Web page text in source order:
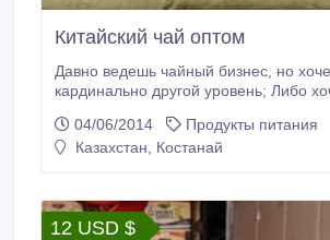
Китайский чай оптом
Давно ведешь чайный бизнес, но хочешь выйти на
кардинально другой уровень; Либо хочешь
Компания Teashop.kz предоставляет
возможность зарабатывать вместе с нами.
04/06/2014
Продукты питания
Казахстан, Костанай
12 USD $